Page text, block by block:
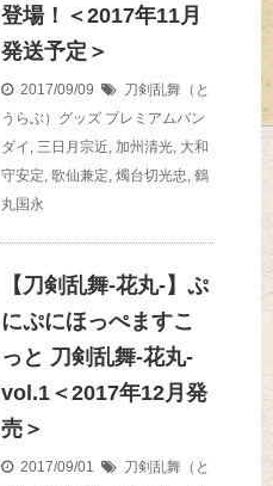
登場！＜2017年11月
発送予定＞
2017/09/09
刀剣乱舞（と
うらぶ）グッズ プレミアムバン
ダイ , 三日月宗近, 加州清光, 大和
守安定, 歌仙兼定, 燭台切光忠, 鶴
丸国永
【刀剣乱舞-花丸-】ぷ
にぷにほっぺますこ
っと 刀剣乱舞-花丸-
vol.1＜2017年12月発
売＞
2017/09/01
刀剣乱舞（と